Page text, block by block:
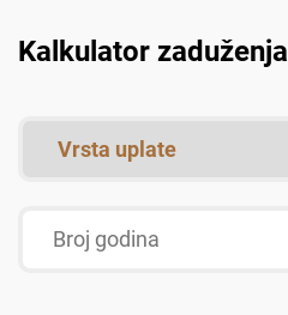
Kalkulator zaduženja